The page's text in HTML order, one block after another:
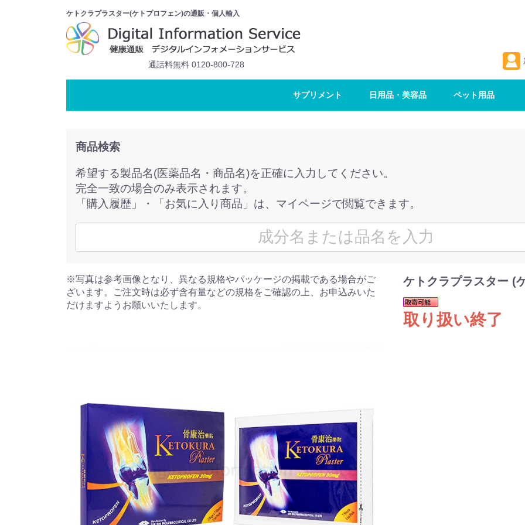
ケトクラプラスター(ケトプロフェン)の通販・個人輸入
通話料無料 0120-800-728
サプリメント 日用品・美容品 ペット用品
商品検索
希望する製品名(医薬品名・商品名)を正確に入力してください。
完全一致の場合のみ表示されます。
「購入履歴」・「お気に入り商品」は、マイページで閲覧できます。
※写真は参考画像となり、異なる規格やパッケージの掲載である場合がご
ざいます。ご注文時は必ず含有量などの規格をご確認の上、お申込みいた
だけますようお願いいたします。
ケトクラプラスター (
取り扱い終了